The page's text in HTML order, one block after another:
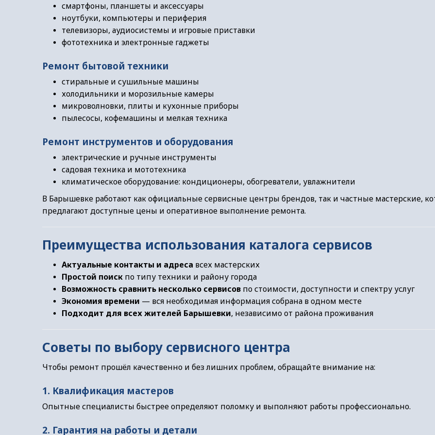
смартфоны, планшеты и аксессуары
ноутбуки, компьютеры и периферия
телевизоры, аудиосистемы и игровые приставки
фототехника и электронные гаджеты
Ремонт бытовой техники
стиральные и сушильные машины
холодильники и морозильные камеры
микроволновки, плиты и кухонные приборы
пылесосы, кофемашины и мелкая техника
Ремонт инструментов и оборудования
электрические и ручные инструменты
садовая техника и мототехника
климатическое оборудование: кондиционеры, обогреватели, увлажнители
В Барышевке работают как официальные сервисные центры брендов, так и частные мастерские,
предлагают доступные цены и оперативное выполнение ремонта.
Преимущества использования каталога сервисов
Актуальные контакты и адреса всех мастерских
Простой поиск по типу техники и району города
Возможность сравнить несколько сервисов по стоимости, доступности и спектру услуг
Экономия времени — вся необходимая информация собрана в одном месте
Подходит для всех жителей Барышевки, независимо от района проживания
Советы по выбору сервисного центра
Чтобы ремонт прошёл качественно и без лишних проблем, обращайте внимание на:
1. Квалификация мастеров
Опытные специалисты быстрее определяют поломку и выполняют работы профессионально.
2. Гарантия на работы и детали